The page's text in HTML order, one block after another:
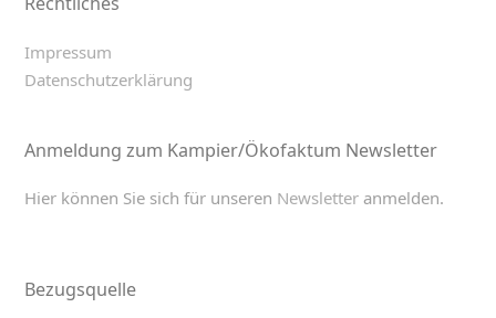
Impressum
Datenschutzerklärung
Anmeldung zum Kampier/Ökofaktum Newsletter
Hier können Sie sich für unseren Newsletter anmelden.
Bezugsquelle